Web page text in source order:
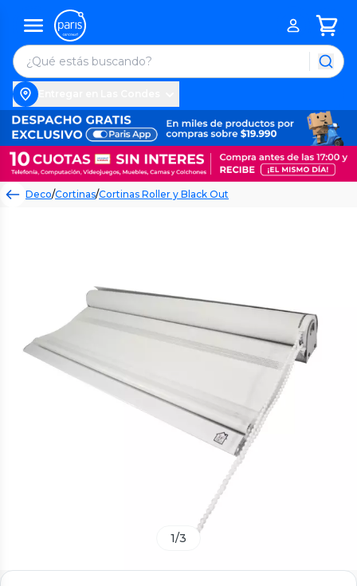
Deco/Cortinas/Cortinas Roller y Black Out
1/3